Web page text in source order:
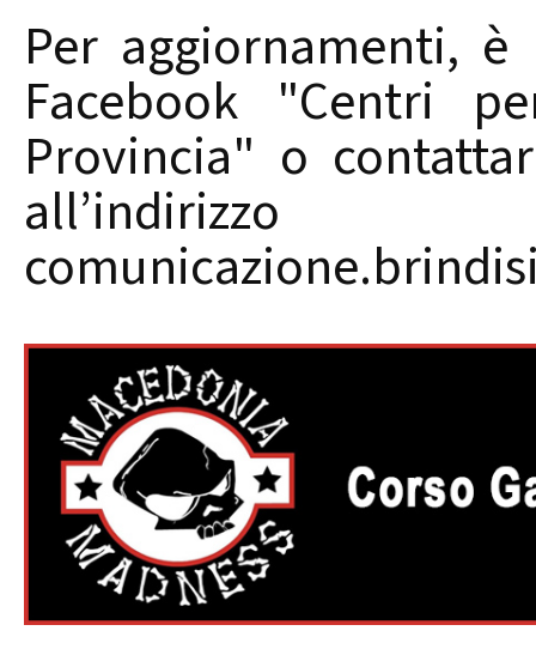
Per aggiornamenti,
Facebook "Centri
Provincia" o
all’indirizzo